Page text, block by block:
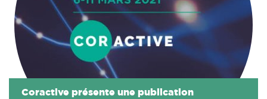
Coractive présente une publication